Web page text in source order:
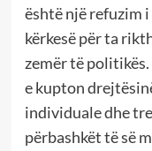
është një refuzim
kërkesë për ta
zemër të
e kupton
individuale dhe
përbashkët të së